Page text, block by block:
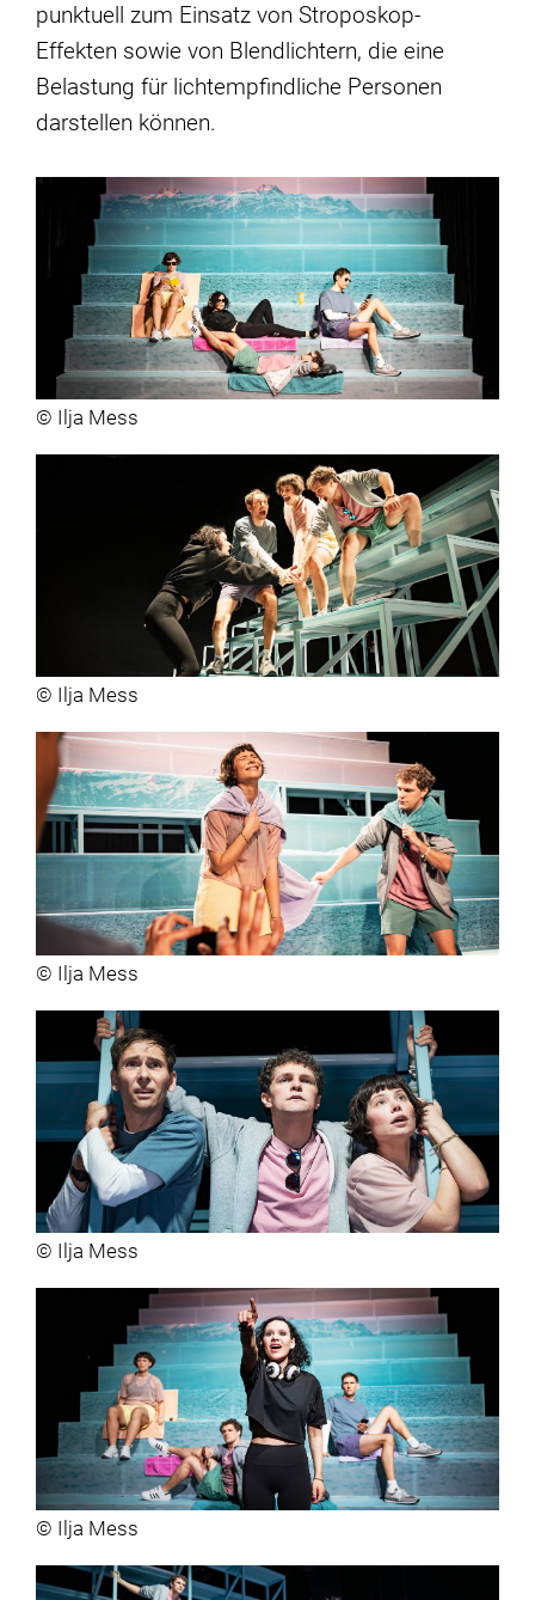
punktuell zum Einsatz von Stroposkop-
Effekten sowie von Blendlichtern, die eine
Belastung für lichtempfindliche Personen
darstellen können.
© Ilja Mess
© Ilja Mess
© Ilja Mess
© Ilja Mess
© Ilja Mess